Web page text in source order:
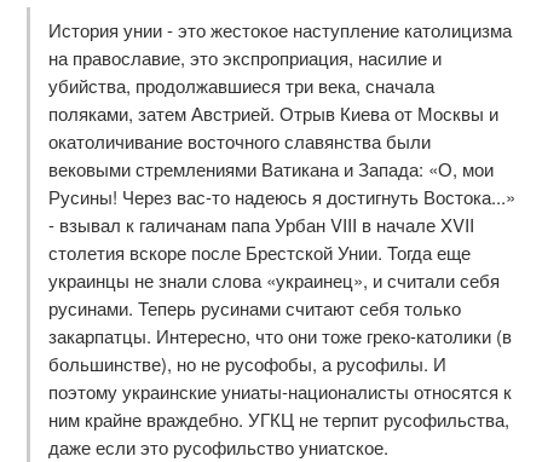
История унии - это жестокое наступление католицизма
на православие, это экспроприация, насилие и
убийства, продолжавшиеся три века, сначала
поляками, затем Австрией. Отрыв Киева от Москвы и
окатоличивание восточного славянства были
вековыми стремлениями Ватикана и Запада: «О, мои
Русины! Через вас-то надеюсь я достигнуть Востока...»
- взывал к галичанам папа Урбан VIII в начале XVII
столетия вскоре после Брестской Унии. Тогда еще
украинцы не знали слова «украинец», и считали себя
русинами. Теперь русинами считают себя только
закарпатцы. Интересно, что они тоже греко-католики (в
большинстве), но не русофобы, а русофилы. И
поэтому украинские униаты-националисты относятся к
ним крайне враждебно. УГКЦ не терпит русофильства,
даже если это русофильство униатское.